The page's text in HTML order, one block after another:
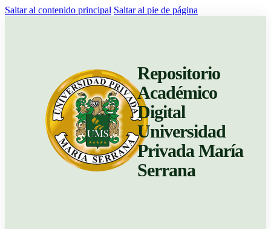
Saltar al contenido principal Saltar al pie de página
Repositorio
Académico
Digital
Universidad
Privada María
Serrana